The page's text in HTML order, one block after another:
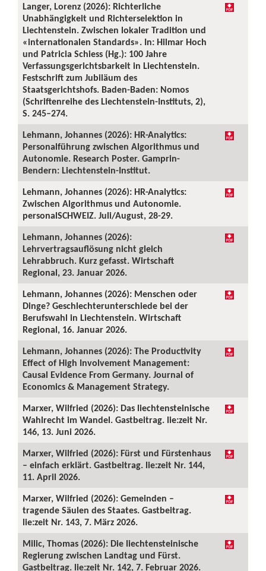
Langer, Lorenz (2026): Richterliche
Unabhängigkeit und Richterselektion in
Liechtenstein. Zwischen lokaler Tradition und
«internationalen Standards». In: Hilmar Hoch
und Patricia Schiess (Hg.): 100 Jahre
Verfassungsgerichtsbarkeit in Liechtenstein.
Festschrift zum Jubiläum des
Staatsgerichtshofs. Baden-Baden: Nomos
(Schriftenreihe des Liechtenstein-Instituts, 2),
S. 245–274.
Lehmann, Johannes (2026): HR-Analytics:
Personalführung zwischen Algorithmus und
Autonomie. Research Poster. Gamprin-
Bendern: Liechtenstein-Institut.
Lehmann, Johannes (2026): HR-Analytics:
Zwischen Algorithmus und Autonomie.
personalSCHWEIZ. Juli/August, 28-29.
Lehmann, Johannes (2026):
Lehrvertragsauflösung nicht gleich
Lehrabbruch. Kurz gefasst. Wirtschaft
Regional, 23. Januar 2026.
Lehmann, Johannes (2026): Menschen oder
Dinge? Geschlechterunterschiede bei der
Berufswahl in Liechtenstein. Wirtschaft
Regional, 16. Januar 2026.
Lehmann, Johannes (2026): The Productivity
Effect of High Involvement Management:
Causal Evidence From Germany. Journal of
Economics & Management Strategy.
Marxer, Wilfried (2026): Das liechtensteinische
Wahlrecht im Wandel. Gastbeitrag. lie:zeit Nr.
146, 13. Juni 2026.
Marxer, Wilfried (2026): Fürst und Fürstenhaus
– einfach erklärt. Gastbeitrag. lie:zeit Nr. 144,
11. April 2026.
Marxer, Wilfried (2026): Gemeinden –
tragende Säulen des Staates. Gastbeitrag.
lie:zeit Nr. 143, 7. März 2026.
Milic, Thomas (2026): Die liechtensteinische
Regierung zwischen Landtag und Fürst.
Gastbeitrag. lie:zeit Nr. 142, 7. Februar 2026.